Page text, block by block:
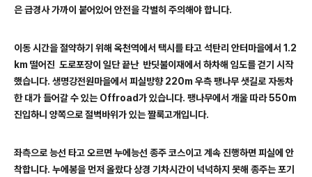
은 급경사 가까이 붙어있어 안전을 각별히 주의해야 합니다.
이동 시간을 절약하기 위해 옥천역에서 택시를 타고 석탄리 안터마을에서 1 .2
km 떨어진 도로포장이 일단 끝난 반딧불이재에서 하차해 임도를 걷기 시작
했습니다. 생명강전원마을에서 피실방향220m 우측 팽나무 샛길로 자동차
한 대가 들어갈 수 있는 Offroad가 있습니다. 팽나무에서 개울 따라550m
진입하니 양쪽으로 절벽바위가 있는 짤룩고개입니다.
좌측으로 능선 타고 오르면 누에능선 종주 코스이고 계속 진행하면 피실에 안
착합니다. 누에봉을 먼저 올랐다 상경 기차시간이 넉넉하지 못해 종주는 포기